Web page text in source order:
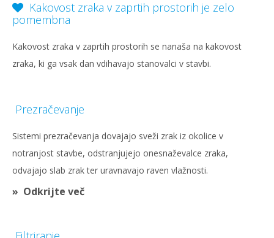
Kakovost zraka v zaprtih prostorih je zelo
pomembna
Kakovost zraka v zaprtih prostorih se nanaša na kakovost
zraka, ki ga vsak dan vdihavajo stanovalci v stavbi.
Prezračevanje
Sistemi prezračevanja dovajajo sveži zrak iz okolice v
notranjost stavbe, odstranjujejo onesnaževalce zraka,
odvajajo slab zrak ter uravnavajo raven vlažnosti.
Odkrijte več